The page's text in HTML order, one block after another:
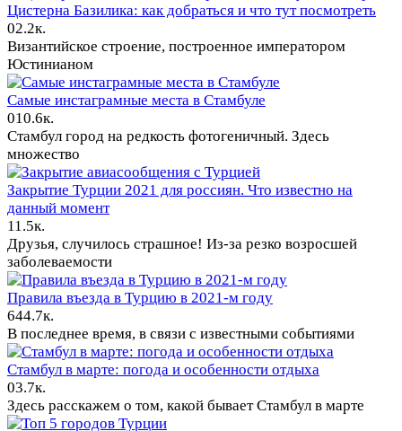
Цистерна Базилика: как добраться и что тут посмотреть
02.2к.
Византийское строение, построенное императором
Юстинианом
Самые инстаграмные места в Стамбуле
010.6к.
Стамбул город на редкость фотогеничный. Здесь
множество
Закрытие Турции 2021 для россиян. Что известно на
данный момент
11.5к.
Друзья, случилось страшное! Из-за резко возросшей
заболеваемости
Правила въезда в Турцию в 2021-м году
644.7к.
В последнее время, в связи с известными событиями
Стамбул в марте: погода и особенности отдыха
03.7к.
Здесь расскажем о том, какой бывает Стамбул в марте